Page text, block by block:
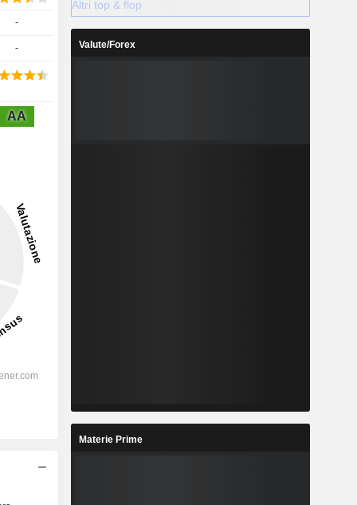
-
-
AA
Altri top & flop
Valute/Forex
Materie Prime